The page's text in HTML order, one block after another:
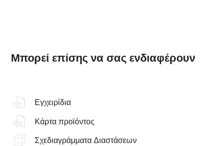
Μπορεί επίσης να σας ενδιαφέρουν
Εγχειρίδια
Κάρτα προϊόντος
Σχεδιαγράμματα Διαστάσεων